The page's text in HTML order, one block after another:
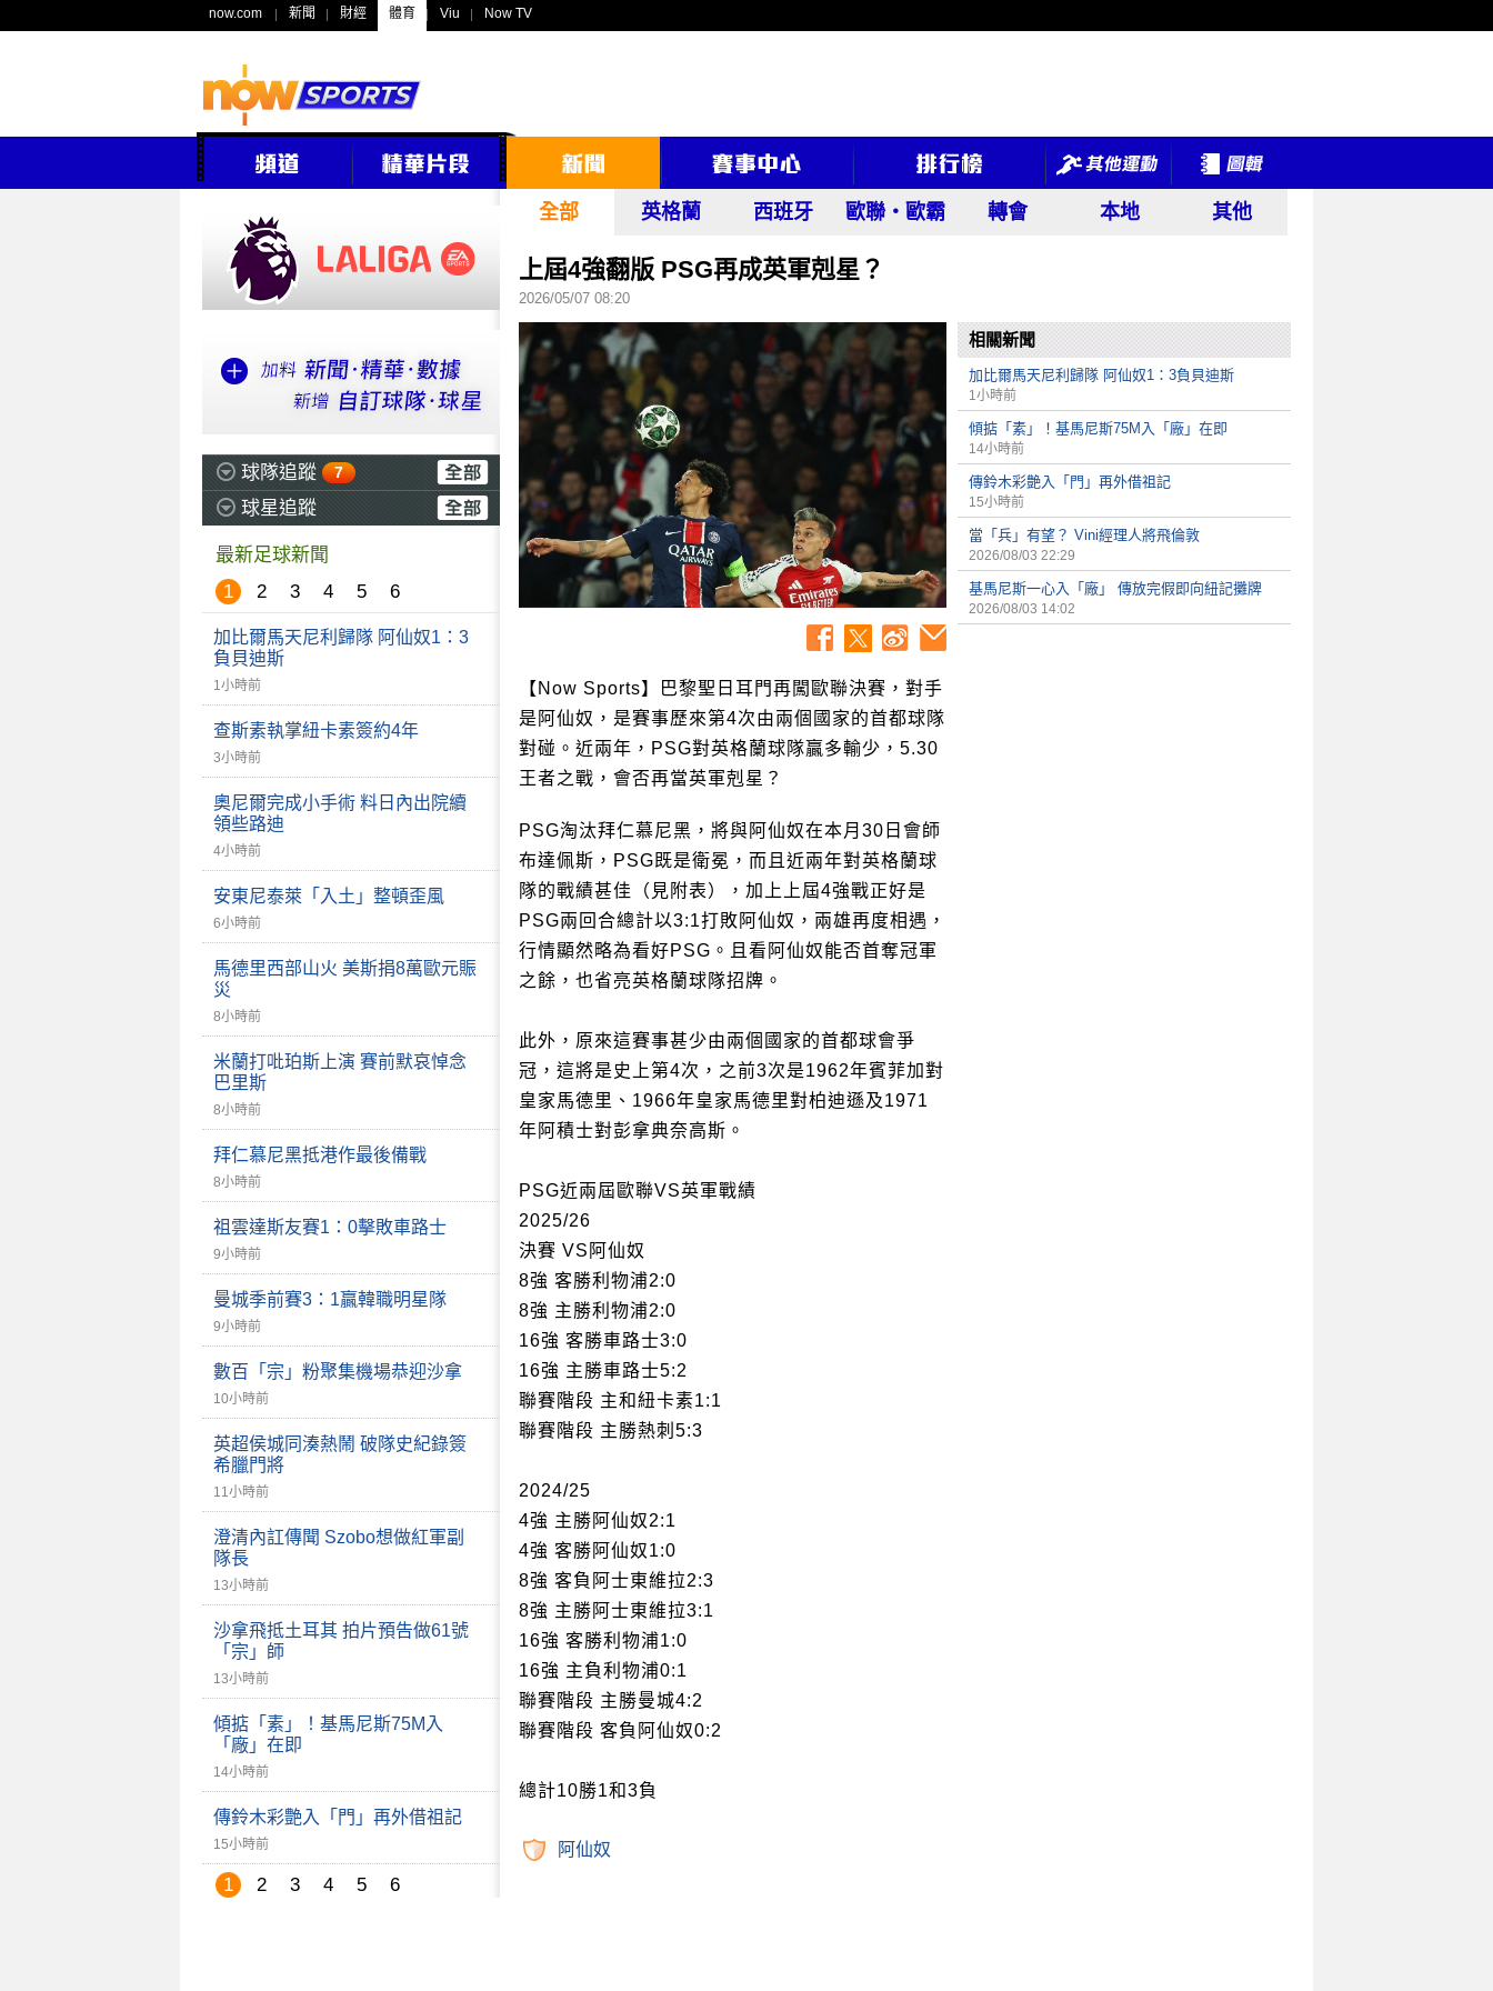
now.com 新聞 財經 體育 Viu Now TV
球隊追蹤 7
球星追蹤
最新足球新聞
1
2 3 4 5 6
加比爾馬天尼利歸隊 阿仙奴1：3
負貝迪斯
1小時前
查斯素執掌紐卡素簽約4年
3小時前
奧尼爾完成小手術 料日內出院續
領些路迪
4小時前
安東尼泰萊「入土」整頓歪風
6小時前
馬德里西部山火 美斯捐8萬歐元賑
災
8小時前
米蘭打吡珀斯上演 賽前默哀悼念
巴里斯
8小時前
拜仁慕尼黑抵港作最後備戰
8小時前
祖雲達斯友賽1：0擊敗車路士
9小時前
曼城季前賽3：1贏韓職明星隊
9小時前
數百「宗」粉聚集機場恭迎沙拿
10小時前
英超侯城同湊熱鬧 破隊史紀錄簽
希臘門將
11小時前
澄清內訌傳聞 Szobo想做紅軍副
隊長
13小時前
沙拿飛抵土耳其 拍片預告做61號
「宗」師
13小時前
傾掂「素」！基馬尼斯75M入
「廠」在即
14小時前
傳鈴木彩艶入「門」再外借祖記
15小時前
1 2 3 4 5 6
全部 英格蘭 西班牙 歐聯‧歐霸 轉會 本地 其他
上屆4強翻版 PSG再成英軍剋星？
2026/05/07 08:20
【Now Sports】巴黎聖日耳門再闖歐聯決賽，對手
是阿仙奴，是賽事歷來第4次由兩個國家的首都球隊
對碰。近兩年，PSG對英格蘭球隊贏多輸少，5.30
王者之戰，會否再當英軍剋星？
PSG淘汰拜仁慕尼黑，將與阿仙奴在本月30日會師
布達佩斯，PSG既是衛冕，而且近兩年對英格蘭球
隊的戰績甚佳（見附表），加上上屆4強戰正好是
PSG兩回合總計以3:1打敗阿仙奴，兩雄再度相遇，
行情顯然略為看好PSG。且看阿仙奴能否首奪冠軍
之餘，也省亮英格蘭球隊招牌。
此外，原來這賽事甚少由兩個國家的首都球會爭
冠，這將是史上第4次，之前3次是1962年賓菲加對
皇家馬德里、1966年皇家馬德里對柏迪遜及1971
年阿積士對彭拿典奈高斯。
PSG近兩屆歐聯VS英軍戰績
2025/26
決賽 VS阿仙奴
8強 客勝利物浦2:0
8強 主勝利物浦2:0
16強 客勝車路士3:0
16強 主勝車路士5:2
聯賽階段 主和紐卡素1:1
聯賽階段 主勝熱刺5:3
2024/25
4強 主勝阿仙奴2:1
4強 客勝阿仙奴1:0
8強 客負阿士東維拉2:3
8強 主勝阿士東維拉3:1
16強 客勝利物浦1:0
16強 主負利物浦0:1
聯賽階段 主勝曼城4:2
聯賽階段 客負阿仙奴0:2
總計10勝1和3負
阿仙奴
相關新聞
加比爾馬天尼利歸隊 阿仙奴1：3負貝迪斯
1小時前
傾掂「素」！基馬尼斯75M入「廠」在即
14小時前
傳鈴木彩艶入「門」再外借祖記
15小時前
當「兵」有望？ Vini經理人將飛倫敦
2026/08/03 22:29
基馬尼斯一心入「廠」 傳放完假即向紐記攤牌
2026/08/03 14:02